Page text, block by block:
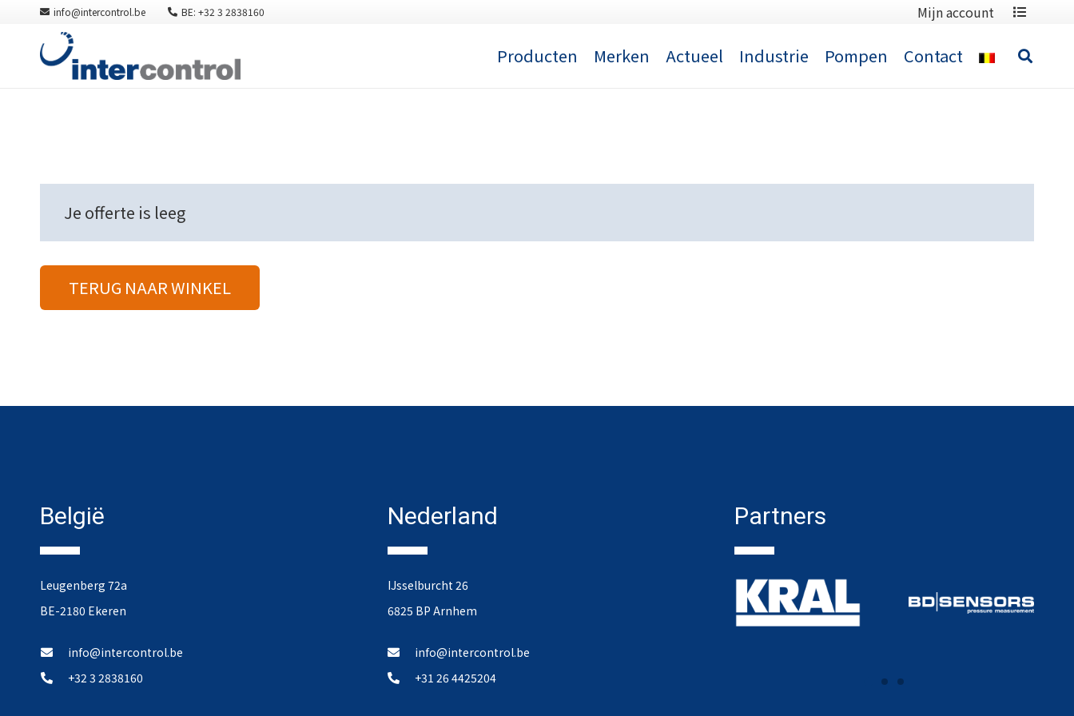
info@intercontrol.be BE: +32 3 2838160 Mijn account
Producten Merken Actueel Industrie Pompen Contact
Je offerte is leeg
TERUG NAAR WINKEL
België
Leugenberg 72a
BE-2180 Ekeren
info@intercontrol.be
+32 3 2838160
Nederland
IJsselburcht 26
6825 BP Arnhem
info@intercontrol.be
+31 26 4425204
Partners